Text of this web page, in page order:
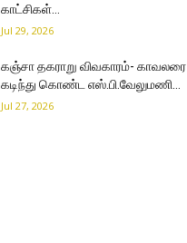
காட்சிகள்…
Jul 29, 2026
கஞ்சா தகராறு விவகாரம்- காவலரை
கடிந்து கொண்ட எஸ்.பி.வேலுமணி…
Jul 27, 2026